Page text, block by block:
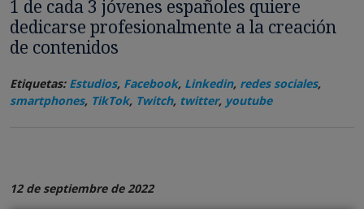
1 de cada 3 jóvenes españoles quiere
dedicarse profesionalmente a la creación
de contenidos
Etiquetas: Estudios, Facebook, Linkedin, redes sociales,
smartphones, TikTok, Twitch, twitter, youtube
12 de septiembre de 2022